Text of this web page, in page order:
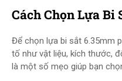
Cách Chọn Lựa Bi
Để chọn lựa bi sắt 6.35mm
tố như vật liệu, kích thước,
là một số mẹo giúp bạn